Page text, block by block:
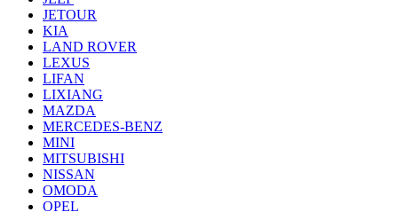
JETOUR
KIA
LAND ROVER
LEXUS
LIFAN
LIXIANG
MAZDA
MERCEDES-BENZ
MINI
MITSUBISHI
NISSAN
OMODA
OPEL